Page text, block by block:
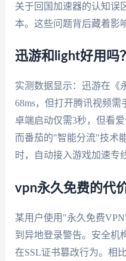
关于回国加速器的认知误
本。这些问题背后藏着影
迅游和light好用吗
实测数据显示：迅游在《
68ms，但打开腾讯视频
卓端启动仅需3秒，但看爱
而番茄的"智能分流"技术
时，自动接入游戏加速专
vpn永久免费的代
某用户使用"永久免费
到异地登录警告。安全机
在SSL证书篡改行为。相